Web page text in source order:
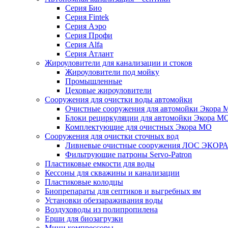
Серия Био
Серия Fintek
Серия Аэро
Серия Профи
Серия Alfa
Серия Атлант
Жироуловители для канализации и стоков
Жироуловители под мойку
Промышленные
Цеховые жироуловители
Сооружения для очистки воды автомойки
Очистные сооружения для автомойки Экора
Блоки рециркуляции для автомойки Экора
Комплектующие для очистных Экора МО
Сооружения для очистки сточных вод
Ливневые очистные сооружения ЛОС ЭКОРА
Фильтрующие патроны Servo-Patron
Пластиковые емкости для воды
Кессоны для скважины и канализации
Пластиковые колодцы
Биопрепараты для септиков и выгребных ям
Установки обеззараживания воды
Воздуховоды из полипропилена
Ерши для биозагрузки